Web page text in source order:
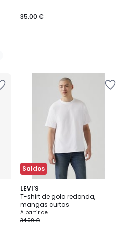
35.00 €
Saldos
LEVI'S
T-shirt de gola redonda,
mangas curtas
A partir de
34.99 €
4,5
/ 5
8
Cores